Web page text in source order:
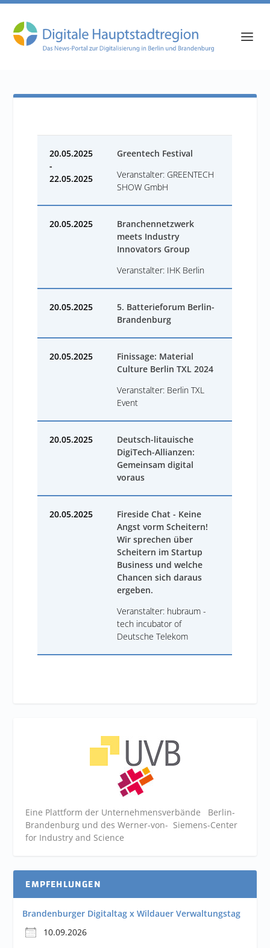
20.05.2025
-
22.05.2025
Greentech Festival
Veranstalter: GREENTECH
SHOW GmbH
20.05.2025
Branchennetzwerk
meets Industry
Innovators Group
Veranstalter: IHK Berlin
20.05.2025
5. Batterieforum Berlin-
Brandenburg
20.05.2025
Finissage: Material
Culture Berlin TXL 2024
Veranstalter: Berlin TXL
Event
20.05.2025
Deutsch-litauische
DigiTech-Allianzen:
Gemeinsam digital
voraus
20.05.2025
Fireside Chat - Keine
Angst vorm Scheitern!
Wir sprechen über
Scheitern im Startup
Business und welche
Chancen sich daraus
ergeben.
Veranstalter: hubraum -
tech incubator of
Deutsche Telekom
Eine Plattform der Unternehmensverbände Berlin-
Brandenburg und des Werner-von- Siemens-Center
for Industry and Science
EMPFEHLUNGEN
Brandenburger Digitaltag x Wildauer Verwaltungstag
10.09.2026